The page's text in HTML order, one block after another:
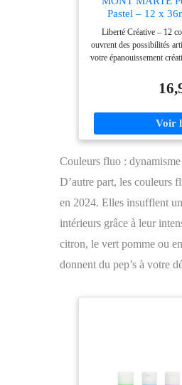
Pastel – 12 x
couvrant et
pour Toiles,
Liberté Créative – 12
ouvrent des possibilités
votre épanouissement
et un bon pouvoir
vivantes ou subtiles.
semi-mat, idéal pour
une seule séance sans
par la toile, ces
Toxiques et sans Risque
qui sont non seulement
non toxiques, pour que
art
Couleurs fluo :
D’autre part, les couleurs
en 2024. Elles insufflent
intérieurs grâce à leur
citron, le vert pomme ou
donnent du pep’s à votre